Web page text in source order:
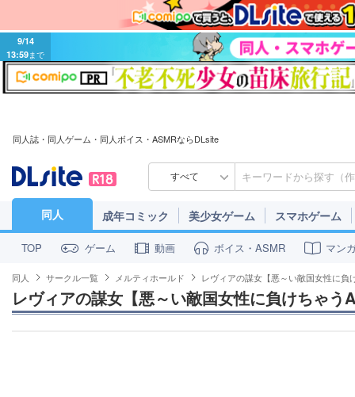
9/14
13:59まで
同人誌・同人ゲーム・同人ボイス・ASMRならDLsite
すべて
同人 成年コミック 美少女ゲーム スマホゲーム
TOP ゲーム 動画 ボイス・ASMR マン
同人 サークル一覧 メルティホールド レヴィアの謀女【悪～い敵国女性に負
レヴィアの謀女【悪～い敵国女性に負けちゃう